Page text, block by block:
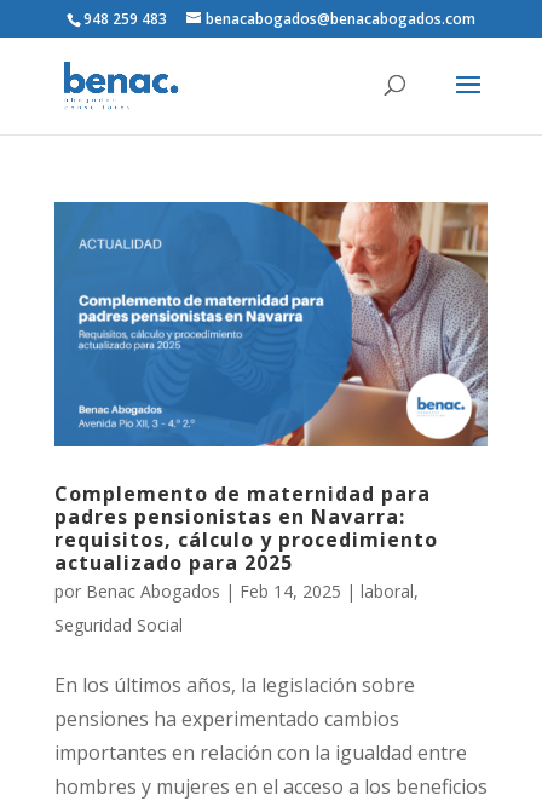
948 259 483 benacabogados@benacabogados.com
Complemento de maternidad para
padres pensionistas en Navarra:
requisitos, cálculo y procedimiento
actualizado para 2025
por Benac Abogados | Feb 14, 2025 | laboral,
Seguridad Social
En los últimos años, la legislación sobre
pensiones ha experimentado cambios
importantes en relación con la igualdad entre
hombres y mujeres en el acceso a los beneficios